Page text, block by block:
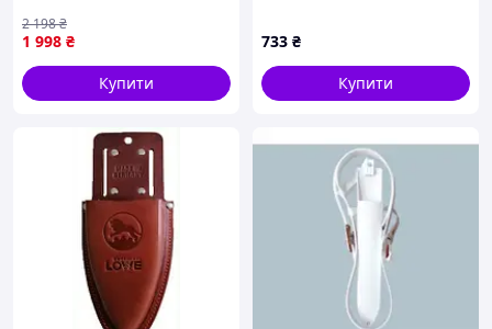
1 998 ₴
2 198₴
Купити
733 ₴
Купити